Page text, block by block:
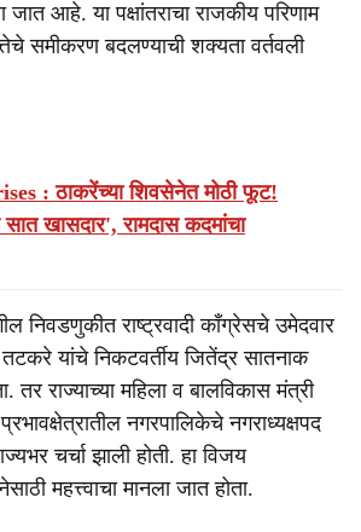
आहे. या पक्षांतराचा राजकीय परिणाम
समीकरण बदलण्याची शक्यता वर्तवली
: ठाकरेंच्या शिवसेनेत मोठी फूट!
खासदार', रामदास कदमांचा
निवडणुकीत राष्ट्रवादी काँग्रेसचे उमेदवार
यांचे निकटवर्तीय जितेंद्र सातनाक
तर राज्याच्या महिला व बालविकास मंत्री
नगरपालिकेचे नगराध्यक्षपद
चर्चा झाली होती. हा विजय
महत्त्वाचा मानला जात होता.